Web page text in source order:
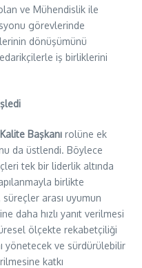
ve Mühendislik ile
görevlerinde
dönüşümünü
iş birliklerini
Başkanı rolüne ek
da üstlendi. Böylece
tek bir liderlik altında
birlikte
süreçler arası uyumun
daha hızlı yanıt verilmesi
ölçekte rekabetçiliği
yönetecek ve sürdürülebilir
katkı